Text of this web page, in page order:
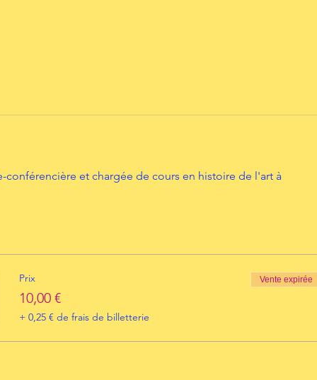
et chargée de cours en histoire de l'art à
Prix
10,00 €
+ 0,25 € de frais de billetterie
Vente expirée